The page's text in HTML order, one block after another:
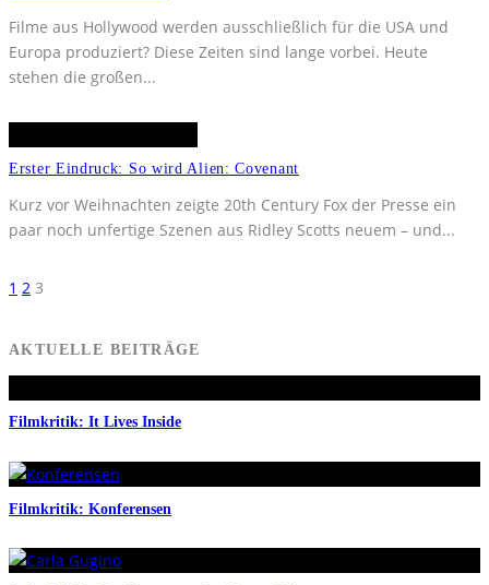
Filme aus Hollywood werden ausschließlich für die USA und
Europa produziert? Diese Zeiten sind lange vorbei. Heute
stehen die großen...
Erster Eindruck: So wird Alien: Covenant
Kurz vor Weihnachten zeigte 20th Century Fox der Presse ein
paar noch unfertige Szenen aus Ridley Scotts neuem – und...
1 2 3
AKTUELLE BEITRÄGE
Filmkritik: It Lives Inside
Filmkritik: Konferensen